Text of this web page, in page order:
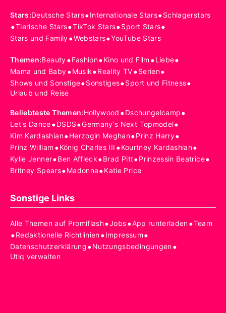
Stars:Deutsche Stars•Internationale Stars•Schlagerstars
•Tierische Stars•TikTok Stars•Sport Stars•
Stars und Family•Webstars•YouTube Stars
Themen:Beauty•Fashion•Kino und Film •Liebe•
Mama und Baby•Musik•Reality TV•Serien•
Shows und Sonstige•Sonstiges•Sport und Fitness•
Urlaub und Reise
Beliebteste Themen:Hollywood •Dschungelcamp•
Let's Dance•DSDS•Germany's Next Topmodel•
Kim Kardashian•Herzogin Meghan•Prinz Harry•
Prinz William •König Charles III •Kourtney Kardashian•
Kylie Jenner•Ben Affleck•Brad Pitt•Prinzessin Beatrice•
Britney Spears•Madonna•Katie Price
Sonstige Links
Alle Themen auf Promiflash•Jobs•App runterladen•Team
•Redaktionelle Richtlinien•Impressum•
Datenschutzerklärung•Nutzungsbedingungen•
Utiq verwalten